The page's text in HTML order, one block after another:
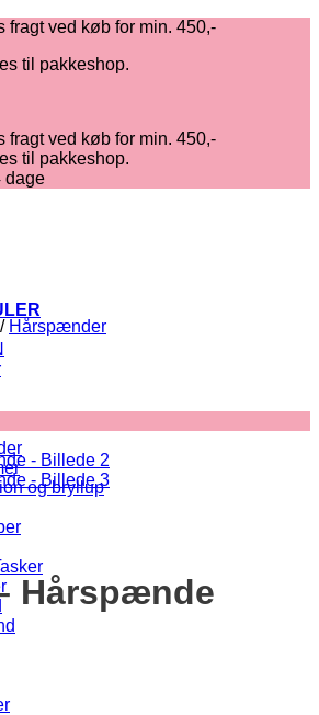
fragt ved køb for min. 450,-
til pakkeshop.
fragt ved køb for min. 450,-
til pakkeshop.
dage
og bryllup
/ Hårspænder
Hårspænde